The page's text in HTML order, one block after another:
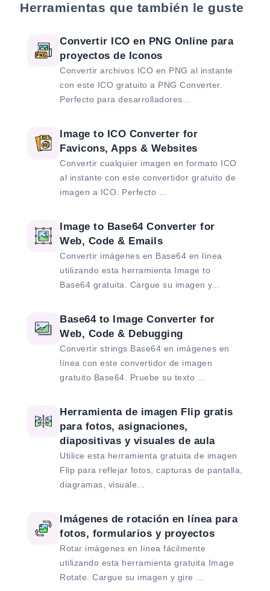
Herramientas que también le guste
Convertir ICO en PNG Online para
proyectos de Iconos
Convertir archivos ICO en PNG al instante
con este ICO gratuito a PNG Converter.
Perfecto para desarrolladores...
Image to ICO Converter for
Favicons, Apps & Websites
Convertir cualquier imagen en formato ICO
al instante con este convertidor gratuito de
imagen a ICO. Perfecto ...
Image to Base64 Converter for
Web, Code & Emails
Convertir imágenes en Base64 en línea
utilizando esta herramienta Image to
Base64 gratuita. Cargue su imagen y...
Base64 to Image Converter for
Web, Code & Debugging
Convertir strings Base64 en imágenes en
línea con este convertidor de imagen
gratuito Base64. Pruebe su texto ...
Herramienta de imagen Flip gratis
para fotos, asignaciones,
diapositivas y visuales de aula
Utilice esta herramienta gratuita de imagen
Flip para reflejar fotos, capturas de pantalla,
diagramas, visuale...
Imágenes de rotación en línea para
fotos, formularios y proyectos
Rotar imágenes en línea fácilmente
utilizando esta herramienta gratuita Image
Rotate. Cargue su imagen y gire ...